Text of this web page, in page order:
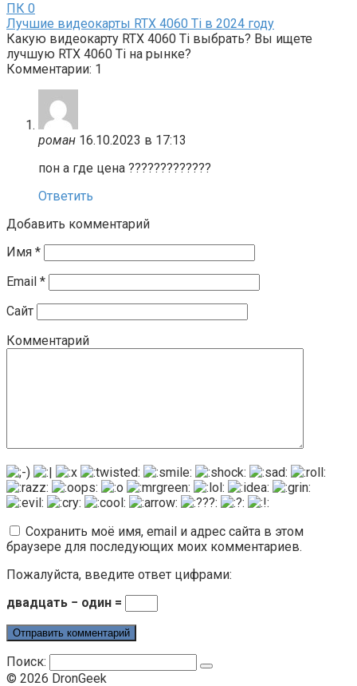
ПК 0
Лучшие видеокарты RTX 4060 Ti в 2024 году
Какую видеокарту RTX 4060 Ti выбрать? Вы ищете
лучшую RTX 4060 Ti на рынке?
Комментарии: 1
роман 16.10.2023 в 17:13
пон а где цена ?????????????
Ответить
Добавить комментарий
Имя *
Email *
Сайт
Комментарий
Сохранить моё имя, email и адрес сайта в этом
браузере для последующих моих комментариев.
Пожалуйста, введите ответ цифрами:
двадцать − один =
Поиск:
© 2026 DronGeek